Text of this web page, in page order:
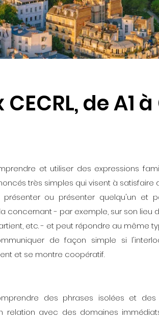
de A1 à
et utiliser des expressions
très simples qui visent à satisfaire
ou présenter quelqu'un et
concernant - par exemple, sur son lieu
etc. - et peut répondre au même
de façon simple si
et se montre coopératif.
des phrases isolées et des
relation avec des domaines